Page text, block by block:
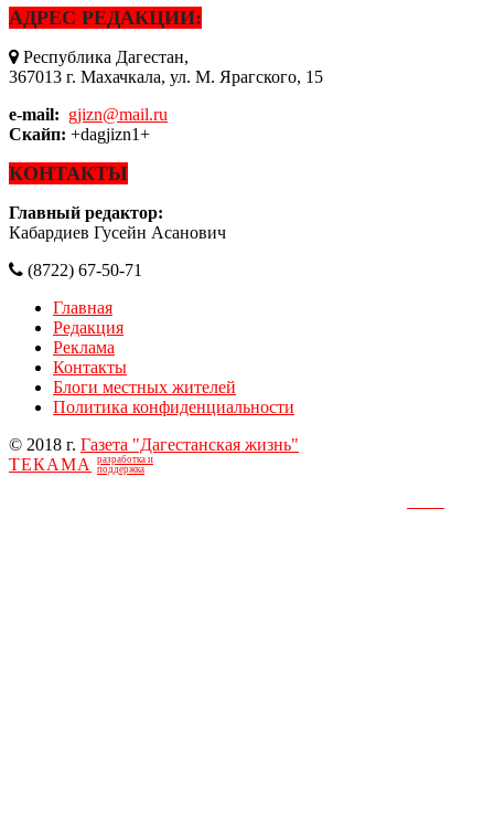
АДРЕС РЕДАКЦИИ:
Республика Дагестан,
367013 г. Махачкала, ул. М. Ярагского, 15
e-mail: gjizn@mail.ru
Скайп: +dagjizn1+
КОНТАКТЫ
Главный редактор:
Кабардиев Гусейн Асанович
(8722) 67-50-71
Главная
Редакция
Реклама
Контакты
Блоги местных жителей
Политика конфиденциальности
© 2018 г. Газета "Дагестанская жизнь"
ТЕКАМА
разработка и
поддержка